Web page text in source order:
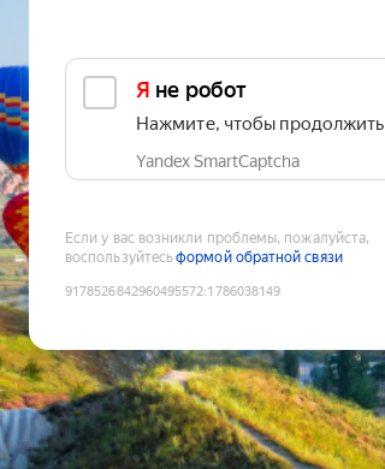
Я не робот
Нажмите, чтобы продолжить
Yandex SmartCaptcha
Если у вас возникли проблемы, пожалуйста,
воспользуйтесьформой обратной связи
9178526842960495572:1786038149